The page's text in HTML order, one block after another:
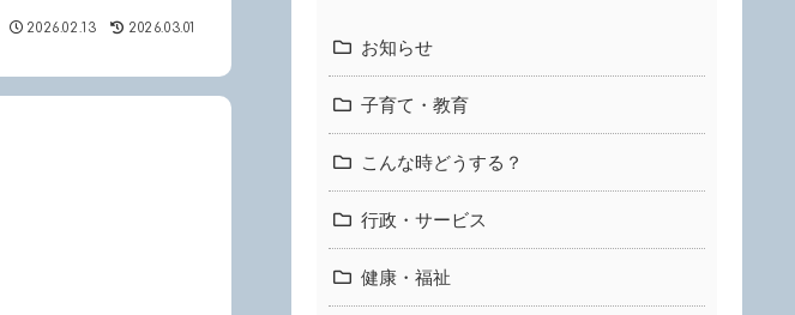
2026.02.13 2026.03.01
お知らせ
子育て・教育
こんな時どうする？
行政・サービス
健康・福祉